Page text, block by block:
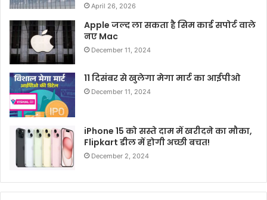
April 26, 2026
Apple जल्द ला सकता है सिम कार्ड सपोर्ट वाले
नए Mac
December 11, 2024
11 दिसंबर से खुलेगा मेगा मार्ट का आईपीओ
December 11, 2024
iPhone 15 को सस्ते दाम में खरीदने का मौका,
Flipkart डील में होगी अच्छी बचत!
December 2, 2024